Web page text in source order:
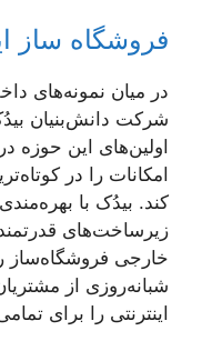
فروشگاه ساز
در میان نمونه‌های
شرکت دانش‌بنیان
اولین‌های این حوزه
امکانات را در
کند. بیدُک با
زیرساخت‌های قدرتمند
خارجی فروشگاه‌ساز
شبانه‌روزی از
اینترنتی را برای